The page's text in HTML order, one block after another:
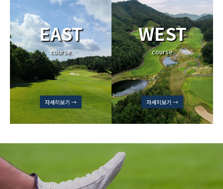
EAST
course
자세히보기 →
WEST
course
자세히보기 →